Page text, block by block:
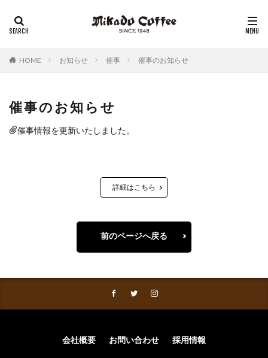
HOME お知らせ 催事 催事のお知らせ
催事のお知らせ
催事情報を更新いたしました。
詳細はこちら
前のページへ戻る
会社概要 お問い合わせ 採用情報
リキッドコーヒー アイスコーヒー
チーズケーキ